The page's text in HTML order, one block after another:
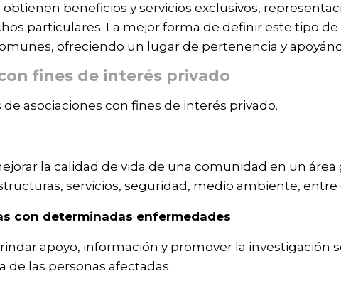
beneficios y servicios exclusivos,
particulares. La mejor forma de definir este tipo de
ofreciendo un lugar de pertenencia y
fines de interés privado
asociaciones con fines de interés privado.
la calidad de vida de una comunidad en un
servicios, seguridad, medio ambiente, entre
con determinadas enfermedades
apoyo, información y promover la investigación
de las personas afectadas.